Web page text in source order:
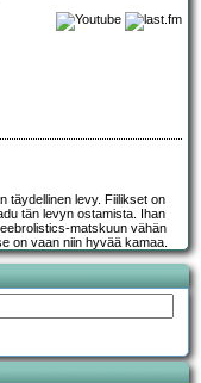
täydellinen levy. Fiilikset on
tän levyn ostamista. Ihan
matskuun vähän
on vaan niin hyvää kamaa.